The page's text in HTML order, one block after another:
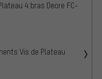
4 bras Deore FC-
Vis de Plateau